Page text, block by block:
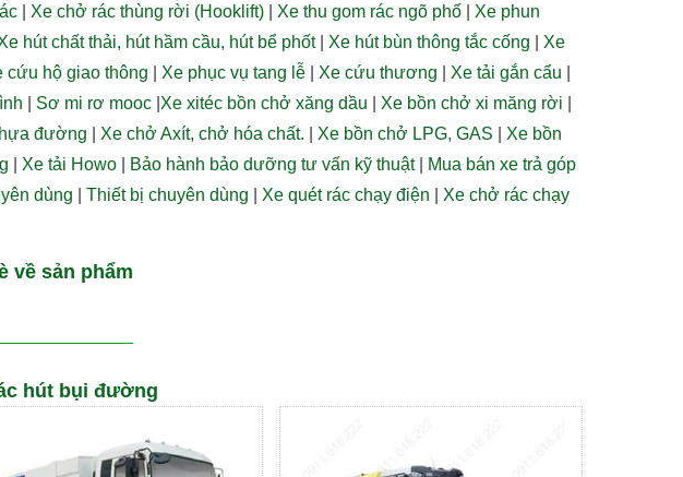
Xe chở rác thùng rời (Hooklift) Xe thu gom rác ngõ phố
Xe phun
hút chất thải, hút hầm cầu, hút bể phốt| Xe hút bùn thông tắc cống
Xe
cứu hộ giao thông Xe phục vụ tang lễ Xe cứu thương Xe tải gắn cẩu
Sơ mi rơ mooc Xe xitéc bồn chở xăng dầu Xe bồn chở xi măng rời
đường Xe chở Axít, chở hóa chất. Xe bồn chở LPG, GAS
Xe bồn
Xe tải Howo Bảo hành bảo dưỡng tư vấn kỹ thuật|
Mua bán xe trả góp
dùng |Thiết bị chuyên dùng Xe quét rác chạy điện
Xe chở rác chạy
về sản phẩm
hút bụi đường